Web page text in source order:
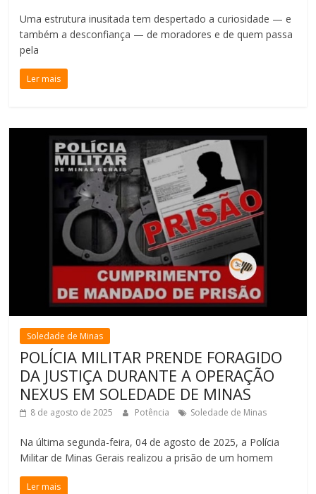
Uma estrutura inusitada tem despertado a curiosidade — e
também a desconfiança — de moradores e de quem passa
pela
Ler mais
Soledade de Minas
POLÍCIA MILITAR PRENDE FORAGIDO
DA JUSTIÇA DURANTE A OPERAÇÃO
NEXUS EM SOLEDADE DE MINAS
8 de agosto de 2025 Potência Soledade de Minas
Na última segunda-feira, 04 de agosto de 2025, a Polícia
Militar de Minas Gerais realizou a prisão de um homem
Ler mais